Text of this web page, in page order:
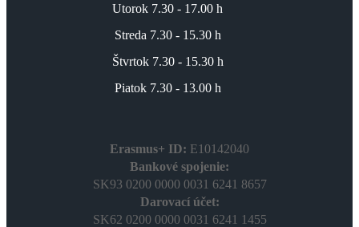
Utorok 7.30 - 17.00 h
Streda 7.30 - 15.30 h
Štvrtok 7.30 - 15.30 h
Piatok 7.30 - 13.00 h
Erasmus+ ID: E10142040
Bankové spojenie:
SK93 0200 0000 0031 6241 8657
Darovací účet:
SK62 0200 0000 0031 6241 1455